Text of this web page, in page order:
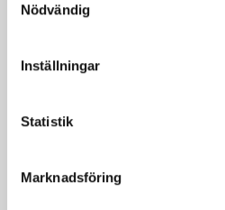
Nödvändig
Inställningar
Statistik
Marknadsföring